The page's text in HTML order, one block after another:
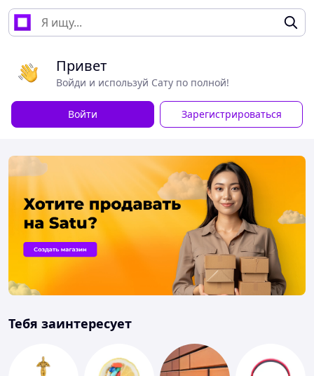
Привет
Войди и используй Сату по полной!
Войти Зарегистрироваться
Тебя заинтересует